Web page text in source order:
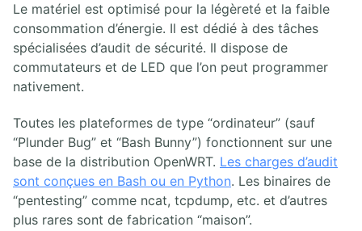
Le matériel est optimisé pour la légèreté et la faible
consommation d’énergie. Il est dédié à des tâches
spécialisées d’audit de sécurité. Il dispose de
commutateurs et de LED que l’on peut programmer
nativement.
Toutes les plateformes de type “ordinateur” (sauf
“Plunder Bug” et “Bash Bunny”) fonctionnent sur une
base de la distribution OpenWRT. Les charges d’audit
sont conçues en Bash ou en Python. Les binaires de
“pentesting” comme ncat, tcpdump, etc. et d’autres
plus rares sont de fabrication “maison”.